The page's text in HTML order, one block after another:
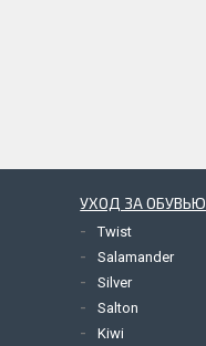
УХОД ЗА ОБУВЬЮ
Twist
Salamander
Silver
Salton
Kiwi